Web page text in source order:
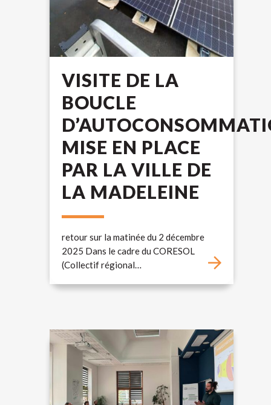
VISITE DE LA
BOUCLE
MISE EN PLACE
PAR LA VILLE DE
LA MADELEINE
retour sur la matinée du 2 décembre
2025 Dans le cadre du CORESOL
(Collectif régional…